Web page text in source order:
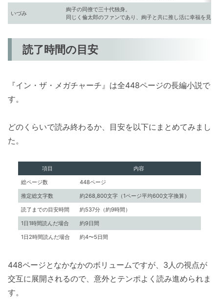
いづみ
絢子の同僚で三十代独身。
同じく倫太郎のファンであり、絢子と共に推し活に幸福を見出
読了時間の目安
『イン・ザ・メガチャーチ』は全448ページの長編小説で
す。
どのくらいで読み終わるか、目安を以下にまとめてみまし
た。
項目
内容
総ページ数
448ページ
推定総文字数
約268,800文字（1ページ平均600文字換算）
読了までの目安時間
約537分（約9時間）
1日1時間読んだ場合
約9日間
1日2時間読んだ場合
約4〜5日間
448ページとなかなかのボリュームですが、3人の視点が
交互に展開されるので、意外とテンポよく読み進められま
す。